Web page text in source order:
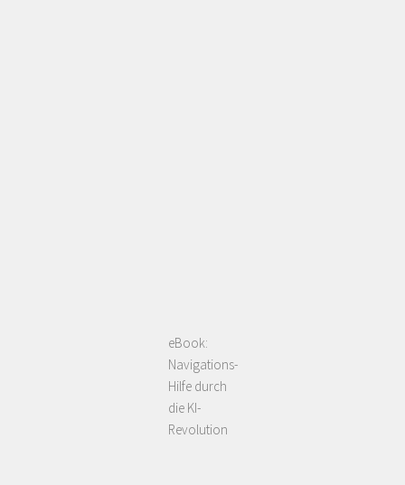
eBook:
Navigations-
Hilfe durch
die KI-
Revolution